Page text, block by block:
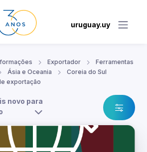
uruguay.uy
Exportador
Ferramentas
Ásia e Oceania
Coreia do Sul
exportação
novo para